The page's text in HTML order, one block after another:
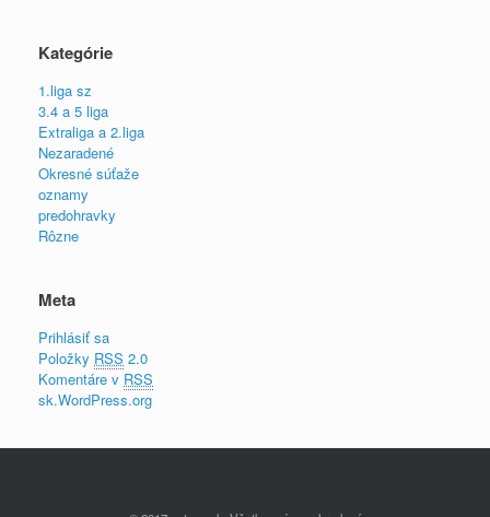
Kategórie
1.liga sz
3.4 a 5 liga
Extraliga a 2.liga
Nezaradené
Okresné súťaže
oznamy
predohravky
Rôzne
Meta
Prihlásiť sa
Položky RSS 2.0
Komentáre v RSS
sk.WordPress.org